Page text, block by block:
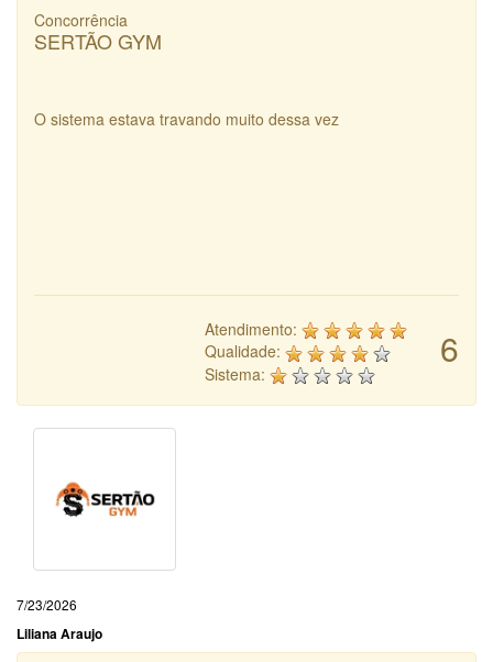
Concorrência
SERTÃO GYM
O sistema estava travando muito dessa vez
6
Atendimento:
Qualidade:
Sistema:
7/23/2026
Liliana Araujo